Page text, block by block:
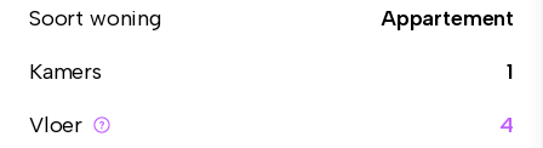
Soort woning
Appartement
Kamers
1
Vloer
4